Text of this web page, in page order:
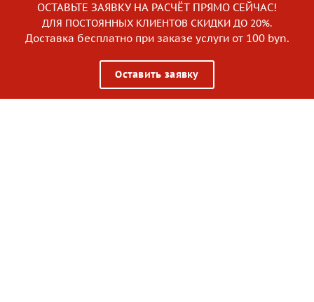
ОСТАВЬТЕ ЗАЯВКУ НА РАСЧЁТ ПРЯМО СЕЙЧАС!
ДЛЯ ПОСТОЯННЫХ КЛИЕНТОВ СКИДКИ ДО 20%.
Доставка бесплатно при заказе услуги от 100 byn.
Оставить заявку